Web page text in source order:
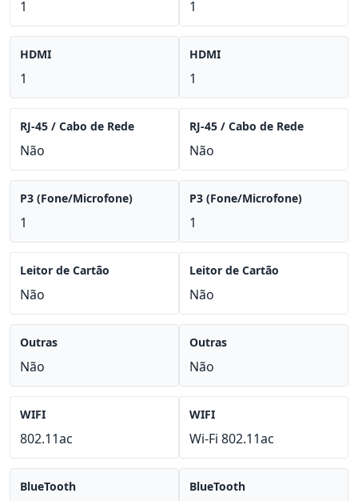
1
HDMI
1
RJ-45 / Cabo de Rede
Não
P3 (Fone/Microfone)
1
Leitor de Cartão
Não
Outras
Não
WIFI
802.11ac
BlueTooth
1
HDMI
1
RJ-45 / Cabo de Rede
Não
P3 (Fone/Microfone)
1
Leitor de Cartão
Não
Outras
Não
WIFI
Wi-Fi 802.11ac
BlueTooth